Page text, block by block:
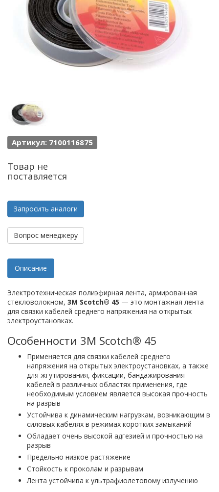
Артикул: 7100116875
Товар не
поставляется
Запросить аналоги
Вопрос менеджеру
Описание
Электротехническая полиэфирная лента, армированная
стекловолокном, 3M Scotch® 45 — это монтажная лента
для связки кабелей среднего напряжения на открытых
электроустановках.
Особенности 3M Scotch® 45
Применяется для связки кабелей среднего
напряжения на открытых электроустановках, а также
для жгутирования, фиксации, бандажирования
кабелей в различных областях применения, где
необходимым условием является высокая прочность
на разрыв
Устойчива к динамическим нагрузкам, возникающим в
силовых кабелях в режимах коротких замыканий
Обладает очень высокой адгезией и прочностью на
разрыв
Предельно низкое растяжение
Стойкость к проколам и разрывам
Лента устойчива к ультрафиолетовому излучению